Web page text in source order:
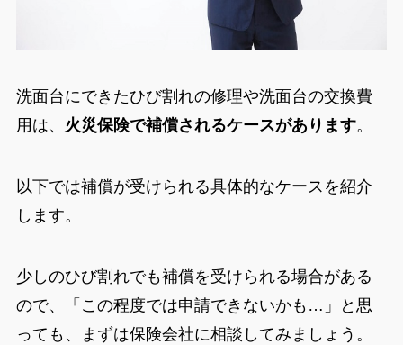
洗面台にできたひび割れの修理や洗面台の交換費
用は、 火災保険で補償されるケースがあります。
以下では補償が受けられる具体的なケースを紹介
します。
少しのひび割れでも補償を受けられる場合がある
ので、「この程度では申請できないかも…」と思
っても、まずは保険会社に相談してみましょう。